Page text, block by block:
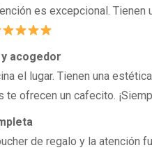
es excepcional. Tienen
acogedor
el lugar. Tienen una
te ofrecen un cafecito.
de regalo y la atención